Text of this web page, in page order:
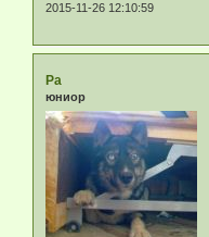
2015-11-26 12:10:59
Ра
юниор